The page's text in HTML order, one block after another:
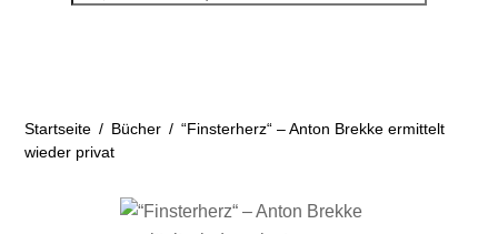
Startseite / Bücher / “Finsterherz“ – Anton Brekke ermittelt
wieder privat